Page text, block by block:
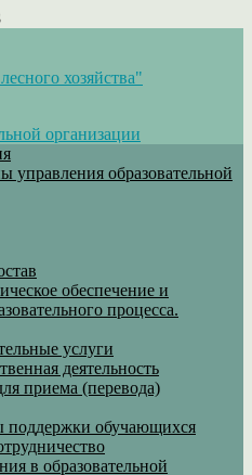
хозяйства"
организации
управления образовательной
обеспечение и
процесса.
услуги
деятельность
приема (перевода)
обучающихся
в образовательной